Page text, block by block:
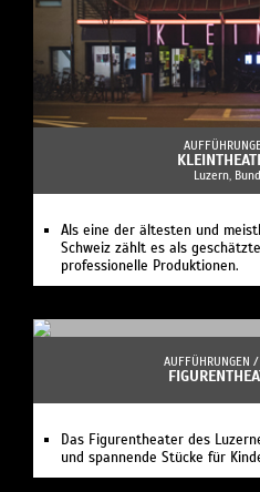
Luzern,
Als eine der ältesten und
Schweiz zählt es als
professionelle Produktionen.
AUFFÜHRUNGEN /
Das Figurentheater des
und spannende Stücke für